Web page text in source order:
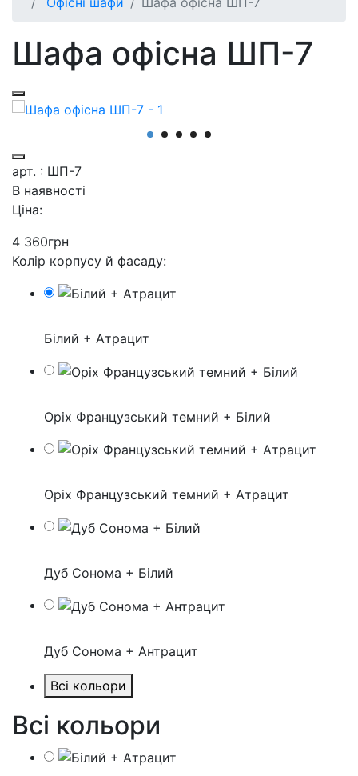
Шафа офісна ШП-7
арт. : ШП-7
В наявності
Ціна:
4 360грн
Колір корпусу й фасаду:
Білий + Атрацит
Оріх Французський темний + Білий
Оріх Французський темний + Атрацит
Дуб Сонома + Білий
Дуб Сонома + Антрацит
Всі кольори
Всі кольори